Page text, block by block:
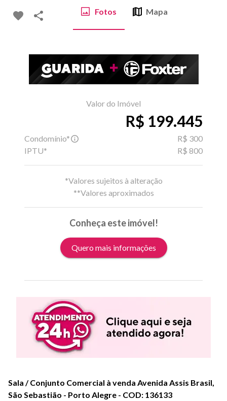
Fotos Mapa
Valor do Imóvel
R$ 199.445
Condomínio*
R$ 300
IPTU*
R$ 800
*Valores sujeitos à alteração
**Valores aproximados
Conheça este imóvel!
Quero mais informações
Sala / Conjunto Comercial à venda Avenida Assis Brasil,
São Sebastião - Porto Alegre - COD: 136133